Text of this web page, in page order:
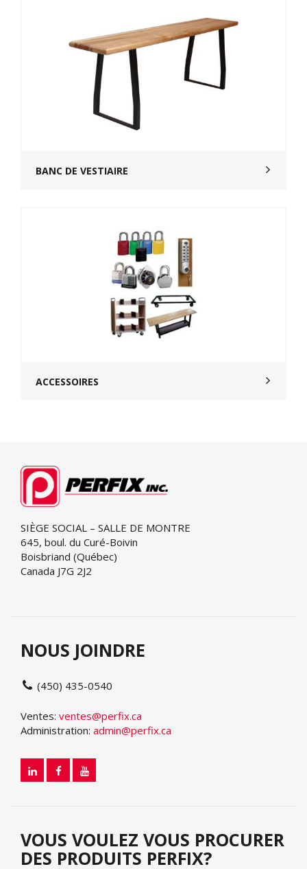
BANC DE VESTIAIRE
ACCESSOIRES
SIÈGE SOCIAL – SALLE DE MONTRE
645, boul. du Curé-Boivin
Boisbriand (Québec)
Canada J7G 2J2
NOUS JOINDRE
(450) 435-0540
Ventes: ventes@perfix.ca
Administration: admin@perfix.ca
VOUS VOULEZ VOUS PROCURER
DES PRODUITS PERFIX?